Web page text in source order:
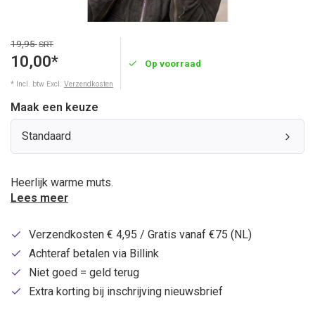
19,95SRT
10,00*
* Incl. btw Excl. Verzendkosten
Op voorraad
Maak een keuze
Standaard
Heerlijk warme muts.
Lees meer
Verzendkosten € 4,95 / Gratis vanaf €75 (NL)
Achteraf betalen via Billink
Niet goed = geld terug
Extra korting bij inschrijving nieuwsbrief